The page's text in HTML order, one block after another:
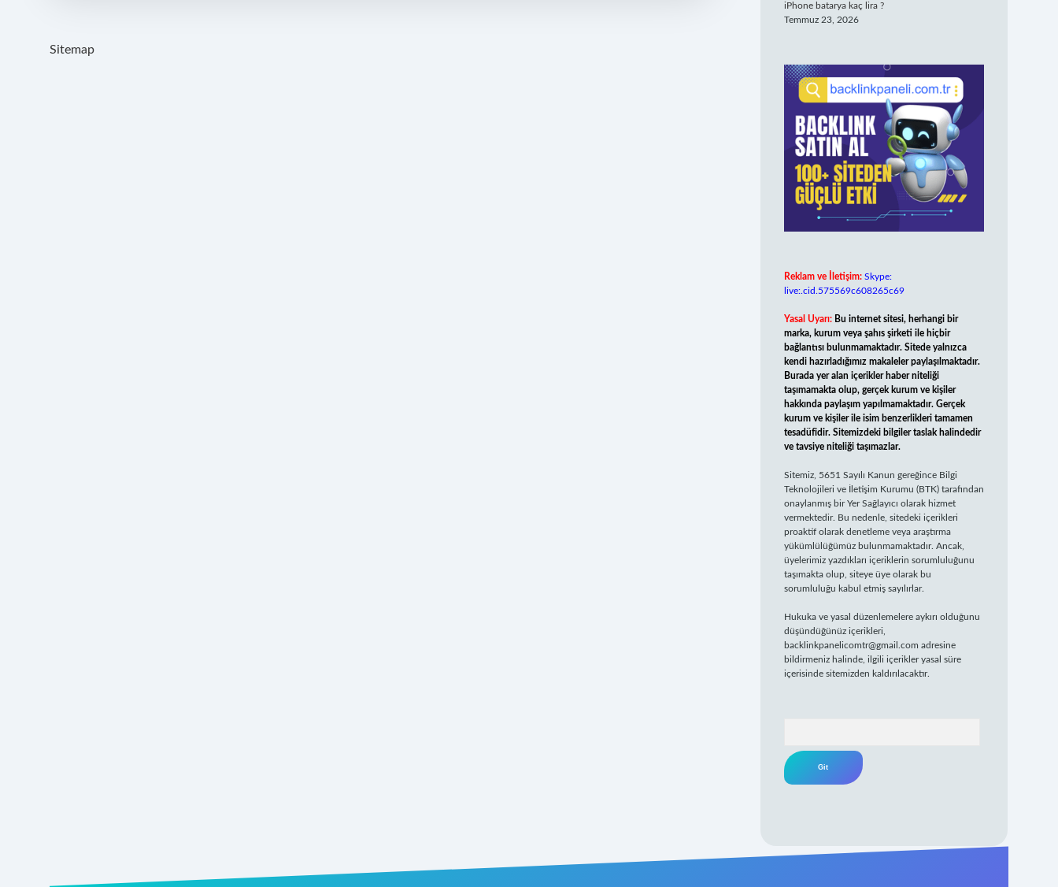
Sitemap
iPhone batarya kaç lira ?
Temmuz 23, 2026
Reklam ve İletişim: Skype:
live:.cid.575569c608265c69
Yasal Uyarı: Bu internet sitesi, herhangi bir
marka, kurum veya şahıs şirketi ile hiçbir
bağlantısı bulunmamaktadır. Sitede yalnızca
kendi hazırladığımız makaleler paylaşılmaktadır.
Burada yer alan içerikler haber niteliği
taşımamakta olup, gerçek kurum ve kişiler
hakkında paylaşım yapılmamaktadır. Gerçek
kurum ve kişiler ile isim benzerlikleri tamamen
tesadüfidir. Sitemizdeki bilgiler taslak halindedir
ve tavsiye niteliği taşımazlar.
Sitemiz, 5651 Sayılı Kanun gereğince Bilgi
Teknolojileri ve İletişim Kurumu (BTK) tarafından
onaylanmış bir Yer Sağlayıcı olarak hizmet
vermektedir. Bu nedenle, sitedeki içerikleri
proaktif olarak denetleme veya araştırma
yükümlülüğümüz bulunmamaktadır. Ancak,
üyelerimiz yazdıkları içeriklerin sorumluluğunu
taşımakta olup, siteye üye olarak bu
sorumluluğu kabul etmiş sayılırlar.
Hukuka ve yasal düzenlemelere aykırı olduğunu
düşündüğünüz içerikleri,
backlinkpanelicomtr@gmail.com adresine
bildirmeniz halinde, ilgili içerikler yasal süre
içerisinde sitemizden kaldırılacaktır.